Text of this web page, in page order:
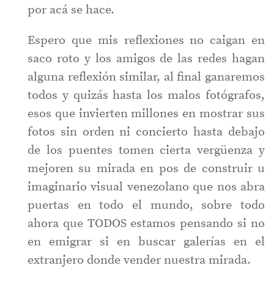
por acá se hace.
Espero que mis reflexiones no caigan en
saco roto y los amigos de las redes hagan
alguna reflexión similar, al final ganaremos
todos y quizás hasta los malos fotógrafos,
esos que invierten millones en mostrar sus
fotos sin orden ni concierto hasta debajo
de los puentes tomen cierta vergüenza y
mejoren su mirada en pos de construir u
imaginario visual venezolano que nos abra
puertas en todo el mundo, sobre todo
ahora que TODOS estamos pensando si no
en emigrar si en buscar galerías en el
extranjero donde vender nuestra mirada.